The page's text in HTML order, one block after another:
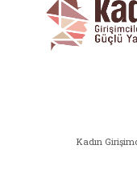
Kadın